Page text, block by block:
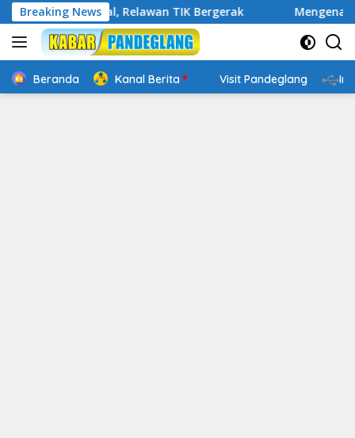
Langsung
ke
konten
Breaking News
Digital, Relawan TIK Bergerak Mengenal Website
Beranda Kanal Berita Visit Pandeglang